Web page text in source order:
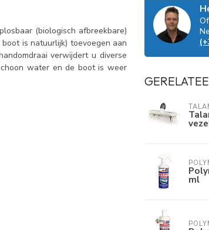
(biologisch afbreekbare)
is natuurlijk) toevoegen aan
verwijdert u diverse
water en de boot is weer
ml